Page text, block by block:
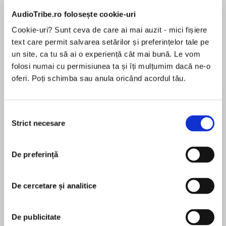
AudioTribe.ro folosește cookie-uri
Cookie-uri? Sunt ceva de care ai mai auzit - mici fișiere
text care permit salvarea setărilor și preferințelor tale pe
un site, ca tu să ai o experiență cât mai bună. Le vom
folosi numai cu permisiunea ta și îți mulțumim dacă ne-o
oferi. Poți schimba sau anula oricând acordul tău.
consimțământului
Strict necesare
De preferință
De cercetare și analitice
De publicitate
Desprecarte
De-a lungul vieții, Carlos Fuentes a scris cu
obstinație despre sex, politică și Mexic. În Jilțul
vulturului, își reia obsesiile preferate și le
comunicare.
Este anul 2020, iar la Consiliul de Securitate,
idealistul președinte mexican Lorenzo Terán
ale Americii. Urmează o cruntă răzbunare a
mexicanilor la telefoane, faxuri și e-mail este
oprit. Personajelor nu le mai rămâne decât să se
MAI MULT
pentru această carte
Carlos Fuentes
CARLOS FUENTES (1928–2012) a fost unul dintre